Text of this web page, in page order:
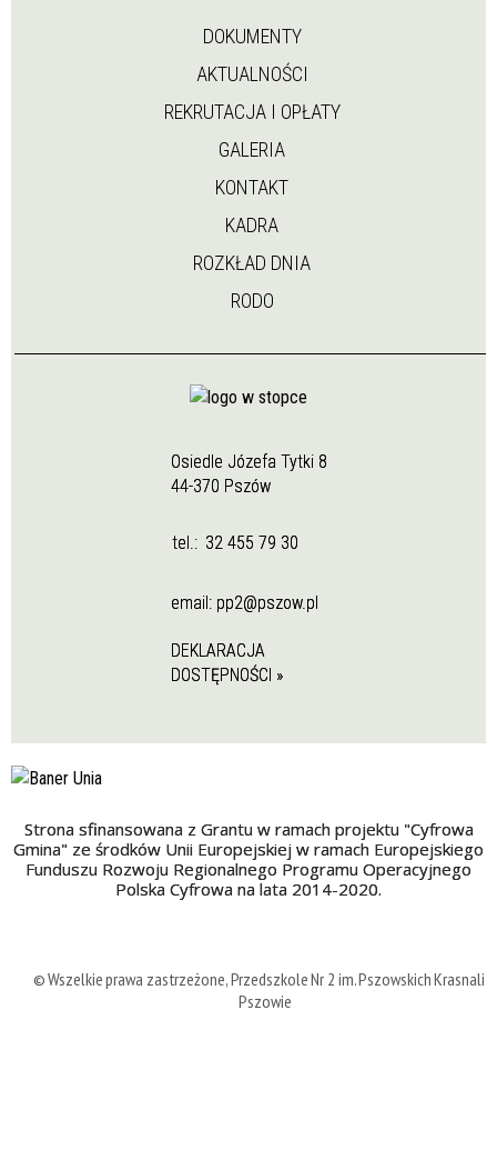
DOKUMENTY
AKTUALNOŚCI
REKRUTACJA I OPŁATY
GALERIA
KONTAKT
KADRA
ROZKŁAD DNIA
RODO
Osiedle Józefa Tytki 8
44-370 Pszów
tel.: 32 455 79 30
email: pp2@pszow.pl
DEKLARACJA
DOSTĘPNOŚCI »
Strona sfinansowana z Grantu w ramach projektu "Cyfrowa
Gmina" ze środków Unii Europejskiej w ramach Europejskiego
Funduszu Rozwoju Regionalnego Programu Operacyjnego
Polska Cyfrowa na lata 2014-2020.
© Wszelkie prawa zastrzeżone, Przedszkole Nr 2 im. Pszowskich Krasnali w
Pszowie